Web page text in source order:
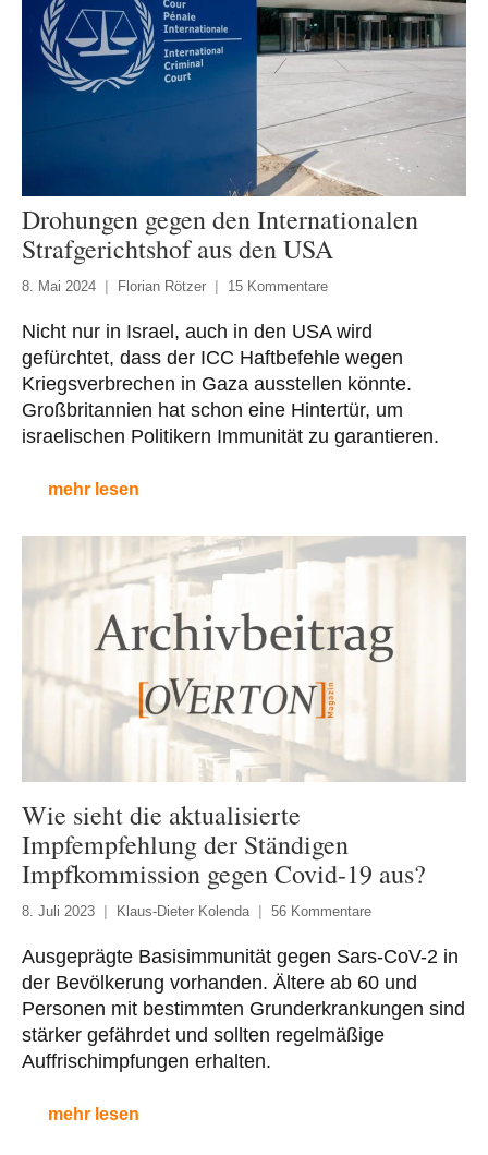
Drohungen gegen den Internationalen
Strafgerichtshof aus den USA
8. Mai 2024 Florian Rötzer 15 Kommentare
Nicht nur in Israel, auch in den USA wird
gefürchtet, dass der ICC Haftbefehle wegen
Kriegsverbrechen in Gaza ausstellen könnte.
Großbritannien hat schon eine Hintertür, um
israelischen Politikern Immunität zu garantieren.
mehr lesen
Wie sieht die aktualisierte
Impfempfehlung der Ständigen
Impfkommission gegen Covid-19 aus?
8. Juli 2023 Klaus-Dieter Kolenda 56 Kommentare
Ausgeprägte Basisimmunität gegen Sars-CoV-2 in
der Bevölkerung vorhanden. Ältere ab 60 und
Personen mit bestimmten Grunderkrankungen sind
stärker gefährdet und sollten regelmäßige
Auffrischimpfungen erhalten.
mehr lesen